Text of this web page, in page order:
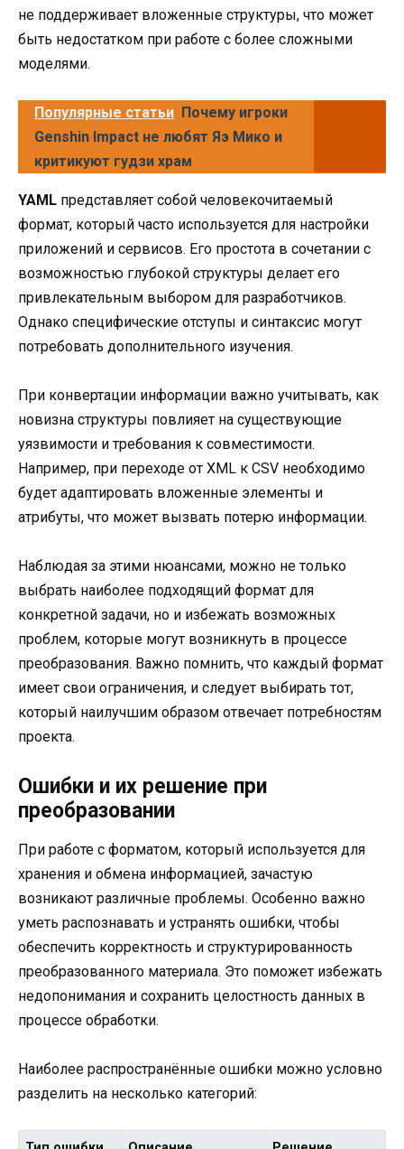
не поддерживает вложенные структуры, что может
быть недостатком при работе с более сложными
моделями.
Популярные статьи Почему игроки
Genshin Impact не любят Яэ Мико и
критикуют гудзи храм
YAML представляет собой человекочитаемый
формат, который часто используется для настройки
приложений и сервисов. Его простота в сочетании с
возможностью глубокой структуры делает его
привлекательным выбором для разработчиков.
Однако специфические отступы и синтаксис могут
потребовать дополнительного изучения.
При конвертации информации важно учитывать, как
новизна структуры повлияет на существующие
уязвимости и требования к совместимости.
Например, при переходе от XML к CSV необходимо
будет адаптировать вложенные элементы и
атрибуты, что может вызвать потерю информации.
Наблюдая за этими нюансами, можно не только
выбрать наиболее подходящий формат для
конкретной задачи, но и избежать возможных
проблем, которые могут возникнуть в процессе
преобразования. Важно помнить, что каждый формат
имеет свои ограничения, и следует выбирать тот,
который наилучшим образом отвечает потребностям
проекта.
Ошибки и их решение при
преобразовании
При работе с форматом, который используется для
хранения и обмена информацией, зачастую
возникают различные проблемы. Особенно важно
уметь распознавать и устранять ошибки, чтобы
обеспечить корректность и структурированность
преобразованного материала. Это поможет избежать
недопонимания и сохранить целостность данных в
процессе обработки.
Наиболее распространённые ошибки можно условно
разделить на несколько категорий: